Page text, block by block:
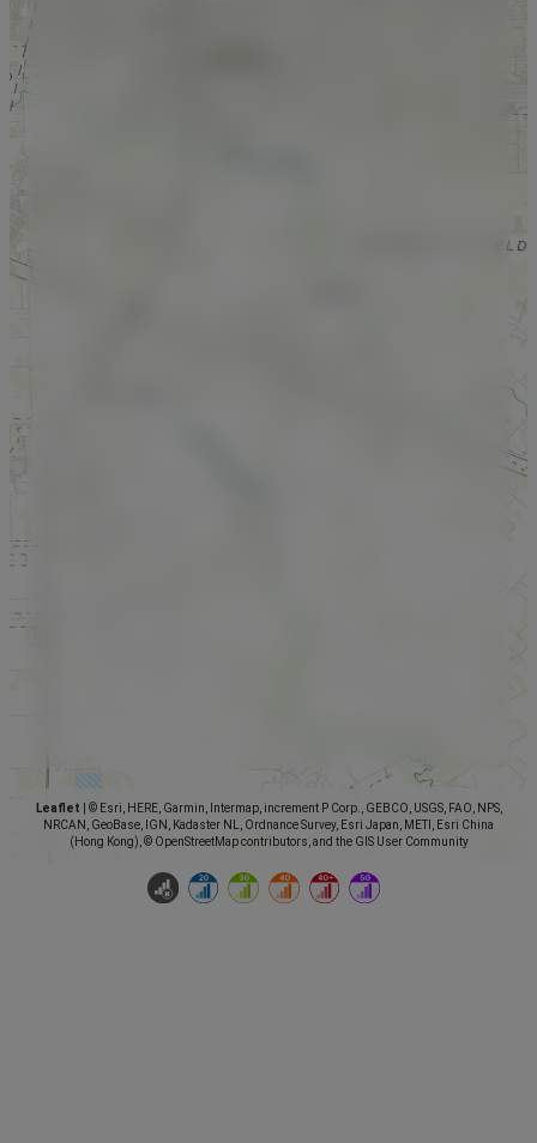
Leaflet
© Esri, HERE, Garmin, Intermap, increment P Corp., GEBCO, USGS, FAO, NPS,
NRCAN, GeoBase, IGN, Kadaster NL, Ordnance Survey, Esri Japan, METI, Esri China
(Hong Kong), © OpenStreetMap contributors, and the GIS User Community